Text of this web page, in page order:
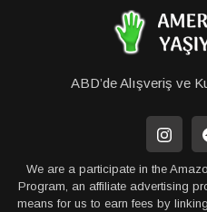
ABD’de Alışveriş ve
We are a participate in the
Program, an affiliate advertising
means for us to earn fees by